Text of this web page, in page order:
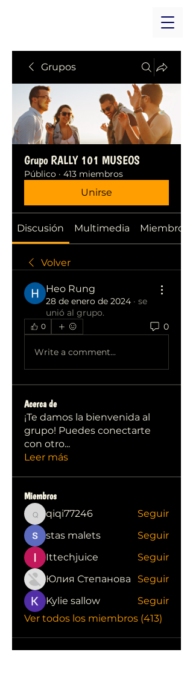
Grupos
Grupo RALLY 101 MUSEOS
Público · 413 miembros
Unirse
Discusión Multimedia Miembros
Volver
Heo Rung
28 de enero de 2024 · se
unió al grupo.
0 0
Write a comment...
Acerca de
¡Te damos la bienvenida al
grupo! Puedes conectarte
con otro...
Leer más
Miembros
qiqi77246
qiqi77246
Seguir
stas malets
Seguir
Ittechjuice
Seguir
Юлия Степанова
Seguir
Kylie sallow
Seguir
Ver todos los miembros (413)